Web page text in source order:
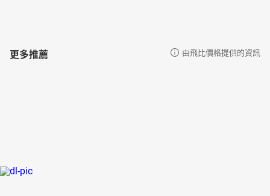
更多推薦 由飛比價格提供的資訊